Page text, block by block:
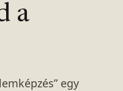
a
egy